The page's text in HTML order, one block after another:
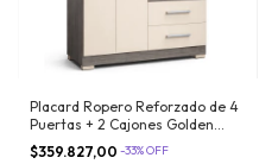
Placard Ropero Reforzado de 4
Puertas + 2 Cajones Golden
Oregon Maximo Fortaleza
$359.827,00 -33%OFF